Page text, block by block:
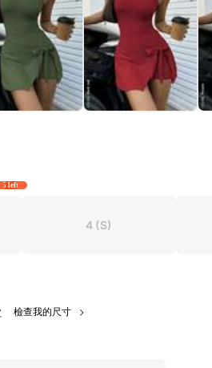
5 left
4(S)
檢查我的尺寸